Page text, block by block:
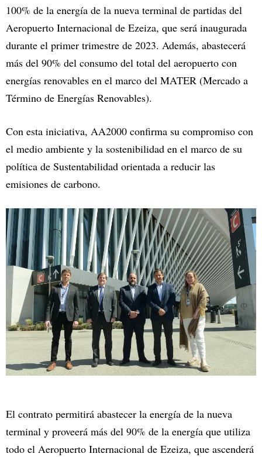
100% de la energía de la nueva terminal de partidas del
Aeropuerto Internacional de Ezeiza, que será inaugurada
durante el primer trimestre de 2023. Además, abastecerá
más del 90% del consumo del total del aeropuerto con
energías renovables en el marco del MATER (Mercado a
Término de Energías Renovables).
Con esta iniciativa, AA2000 confirma su compromiso con
el medio ambiente y la sostenibilidad en el marco de su
política de Sustentabilidad orientada a reducir las
emisiones de carbono.
El contrato permitirá abastecer la energía de la nueva
terminal y proveerá más del 90% de la energía que utiliza
todo el Aeropuerto Internacional de Ezeiza, que ascenderá